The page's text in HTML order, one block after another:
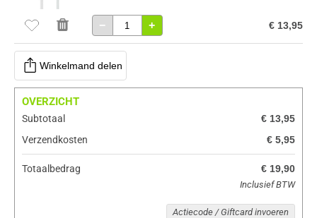
− + € 13,95
Winkelmand delen
OVERZICHT
Subtotaal
€ 13,95
Verzendkosten
€ 5,95
Totaalbedrag € 19,90
Inclusief BTW
Actiecode / Giftcard invoeren